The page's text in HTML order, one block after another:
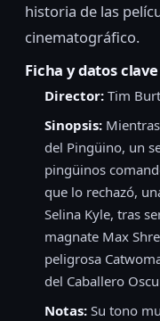
historia de las
cinematográfico.
Ficha y datos clave
Director: Tim
Sinopsis:
del Pingüino, un
pingüinos
que lo rechazó,
Selina Kyle, tras
magnate Max
peligrosa
del Caballero
Notas: Su tono